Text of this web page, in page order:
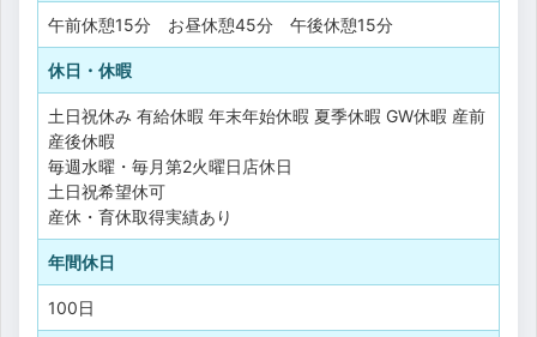
午前休憩15分 お昼休憩45分 午後休憩15分
休日・休暇
土日祝休み 有給休暇 年末年始休暇 夏季休暇 GW休暇 産前
産後休暇
毎週水曜・毎月第2火曜日店休日
土日祝希望休可
産休・育休取得実績あり
年間休日
100日